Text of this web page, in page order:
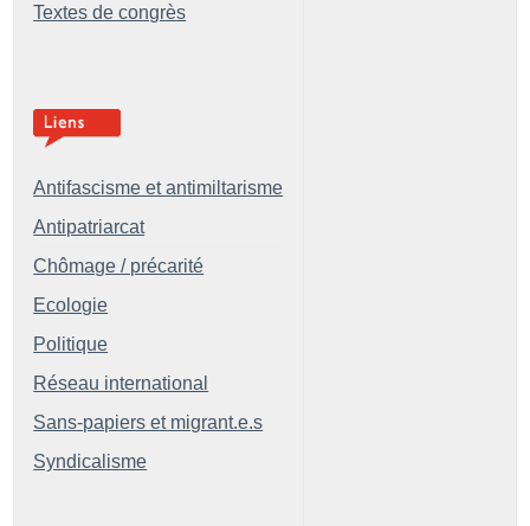
Textes de congrès
Antifascisme et antimiltarisme
Antipatriarcat
Chômage / précarité
Ecologie
Politique
Réseau international
Sans-papiers et migrant.e.s
Syndicalisme